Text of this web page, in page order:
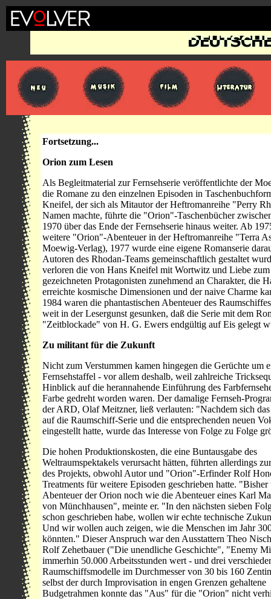
Fortsetzung...
Orion zum Lesen
Als Begleitmaterial zur Fernsehserie veröffentlichte der
die Romane zu den einzelnen Episoden in
Kneifel, der sich als Mitautor der Heftromanreihe "Perry
Namen machte, führte die "Orion"-Taschenbücher
1970 über das Ende der Fernsehserie hinaus weiter. Ab
weitere "Orion"-Abenteuer in der Heftromanreihe "Terra
Moewig-Verlag), 1977 wurde eine eigene Romanserie
Autoren des Rhodan-Teams gemeinschaftlich gestaltet
verloren die von Hans Kneifel mit Wortwitz und Liebe
gezeichneten Protagonisten zunehmend an Charakter, die
erreichte kosmische Dimensionen und der naive Charme
1984 waren die phantastischen Abenteuer des
weit in der Lesergunst gesunken, daß die Serie mit dem
"Zeitblockade" von H. G. Ewers endgültig auf Eis gelegt
Zu militant für die Zukunft
Nicht zum Verstummen kamen hingegen die Gerüchte um
Fernsehstaffel - vor allem deshalb, weil zahlreiche
Hinblick auf die herannahende Einführung des
Farbe gedreht worden waren. Der damalige Fernseh-
der ARD, Olaf Meitzner, ließ verlauten: "Nachdem sich
auf die Raumschiff-Serie und die entsprechenden neuen
eingestellt hatte, wurde das Interesse von Folge zu Folge
Die hohen Produktionskosten, die eine Buntausgabe des
Weltraumspektakels verursacht hätten, führten allerdings
des Projekts, obwohl Autor und "Orion"-Erfinder Rolf
Treatments für weitere Episoden geschrieben hatte. "Bisher
Abenteuer der Orion noch wie die Abenteuer eines Karl
von Münchhausen", meinte er. "In den nächsten sieben
schon geschrieben habe, wollen wir echte technische
Und wir wollen auch zeigen, wie die Menschen im Jahr
könnten." Dieser Anspruch war den Ausstattern Theo
Rolf Zehetbauer ("Die unendliche Geschichte", "Enemy
immerhin 50.000 Arbeitsstunden wert - und drei
Raumschiffsmodelle im Durchmesser von 30 bis 160
selbst der durch Improvisation in engen Grenzen gehaltene
Budgetrahmen konnte das "Aus" für die "Orion" nicht